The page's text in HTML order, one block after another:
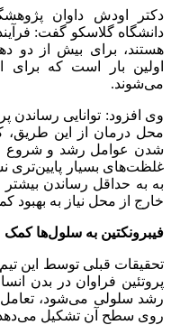
دکتر اودش داوان
دانشگاه گلاسکو گفت:
هستند، برای بیش از دو
اولین بار است که برای
می‌شوند.
وی افزود: توانایی
محل درمان از این طریق،
شدن عوامل رشد و شروع
غلظت‌های بسیار
به به حداقل رساندن
خارج از محل نیاز به بهبود
فیبرونکتین به سلول‌ها
پروتئین فراوان در بدن
رشد سلولی می‌شود، تعامل
روی سطح آن تشکیل